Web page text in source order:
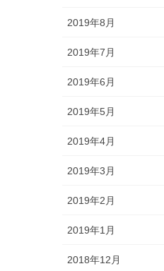
2019年8月
2019年7月
2019年6月
2019年5月
2019年4月
2019年3月
2019年2月
2019年1月
2018年12月